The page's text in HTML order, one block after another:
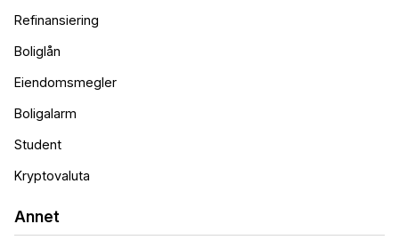
Refinansiering
Boliglån
Eiendomsmegler
Boligalarm
Student
Kryptovaluta
Annet